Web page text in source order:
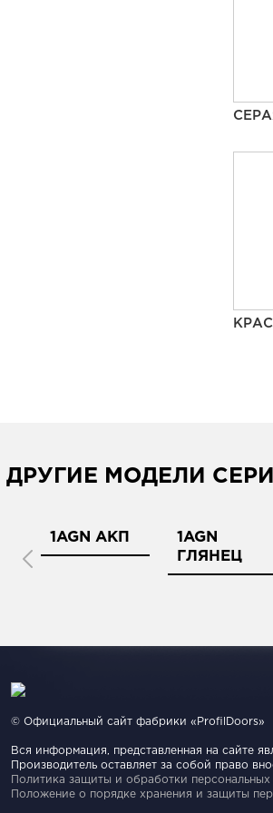
ДРУГИЕ МОДЕЛИ
1AGN АКП
1AGN
ГЛЯНЕЦ
© Официальный сайт фабрики «ProfilDoors»
Вся информация, представленная на сайте
Производитель оставляет за собой право
Политика защиты и обработки персональных
Положение о порядке хранения и защиты